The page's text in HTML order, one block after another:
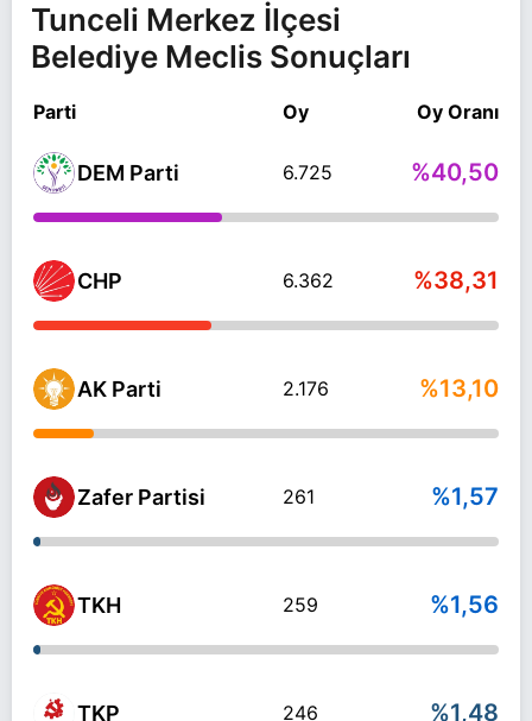
Tunceli Merkez İlçesi
Belediye Meclis Sonuçları
Parti Oy Oy Oranı
DEM Parti 6.725 %40,50
CHP 6.362 %38,31
AK Parti 2.176 %13,10
Zafer Partisi 261 %1,57
TKH 259 %1,56
TKP 246 %1,48